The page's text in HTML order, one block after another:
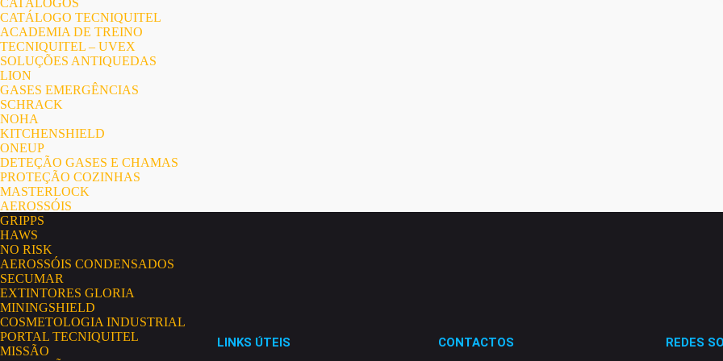
CATÁLOGOS
CATÁLOGO TECNIQUITEL
ACADEMIA DE TREINO
TECNIQUITEL – UVEX
SOLUÇÕES ANTIQUEDAS
LION
GASES EMERGÊNCIAS
SCHRACK
NOHA
KITCHENSHIELD
ONEUP
DETEÇÃO GASES E CHAMAS
PROTEÇÃO COZINHAS
MASTERLOCK
AEROSSÓIS
GRIPPS
HAWS
NO RISK
AEROSSÓIS CONDENSADOS
SECUMAR
EXTINTORES GLORIA
MININGSHIELD
COSMETOLOGIA INDUSTRIAL
PORTAL TECNIQUITEL
MISSÃO
LINKS ÚTEIS CONTACTOS REDES